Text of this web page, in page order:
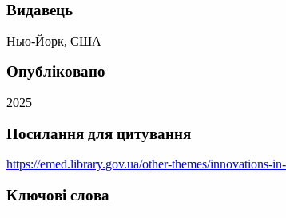
Видавець
Нью-Йорк, США
Опубліковано
2025
Посилання для цитування
https://emed.library.gov.ua/other-themes/innovations-
Ключові слова